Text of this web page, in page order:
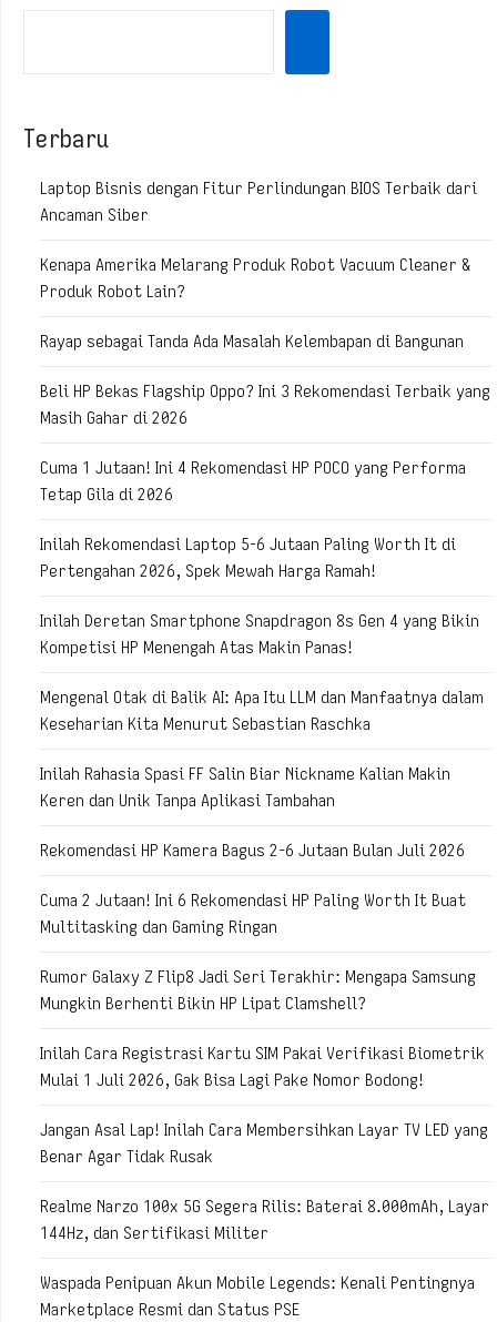
Terbaru
Laptop Bisnis dengan Fitur Perlindungan BIOS Terbaik dari
Ancaman Siber
Kenapa Amerika Melarang Produk Robot Vacuum Cleaner &
Produk Robot Lain?
Rayap sebagai Tanda Ada Masalah Kelembapan di Bangunan
Beli HP Bekas Flagship Oppo? Ini 3 Rekomendasi Terbaik yang
Masih Gahar di 2026
Cuma 1 Jutaan! Ini 4 Rekomendasi HP POCO yang Performa
Tetap Gila di 2026
Inilah Rekomendasi Laptop 5-6 Jutaan Paling Worth It di
Pertengahan 2026, Spek Mewah Harga Ramah!
Inilah Deretan Smartphone Snapdragon 8s Gen 4 yang Bikin
Kompetisi HP Menengah Atas Makin Panas!
Mengenal Otak di Balik AI: Apa Itu LLM dan Manfaatnya dalam
Keseharian Kita Menurut Sebastian Raschka
Inilah Rahasia Spasi FF Salin Biar Nickname Kalian Makin
Keren dan Unik Tanpa Aplikasi Tambahan
Rekomendasi HP Kamera Bagus 2-6 Jutaan Bulan Juli 2026
Cuma 2 Jutaan! Ini 6 Rekomendasi HP Paling Worth It Buat
Multitasking dan Gaming Ringan
Rumor Galaxy Z Flip8 Jadi Seri Terakhir: Mengapa Samsung
Mungkin Berhenti Bikin HP Lipat Clamshell?
Inilah Cara Registrasi Kartu SIM Pakai Verifikasi Biometrik
Mulai 1 Juli 2026, Gak Bisa Lagi Pake Nomor Bodong!
Jangan Asal Lap! Inilah Cara Membersihkan Layar TV LED yang
Benar Agar Tidak Rusak
Realme Narzo 100x 5G Segera Rilis: Baterai 8.000mAh, Layar
144Hz, dan Sertifikasi Militer
Waspada Penipuan Akun Mobile Legends: Kenali Pentingnya
Marketplace Resmi dan Status PSE